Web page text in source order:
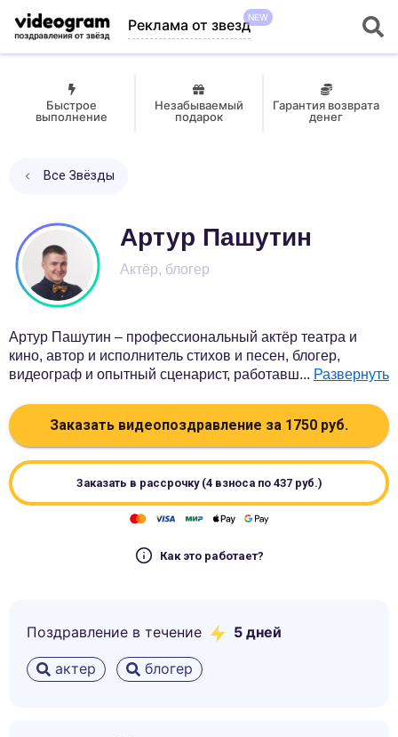
Реклама от звездNEW
Быстрое
выполнение
Незабываемый
подарок
Гарантия возврата
денег
Все Звёзды
Артур Пашутин
Актёр, блогер
Артур Пашутин – профессиональный актёр театра и
кино, автор и исполнитель стихов и песен, блогер,
видеограф и опытный сценарист, работавш... Развернуть
Заказать видеопоздравление за 1750 руб.
Заказать в рассрочку (4 взноса по 437руб.)
Как это работает?
Поздравление в течение 5 дней
актер блогер